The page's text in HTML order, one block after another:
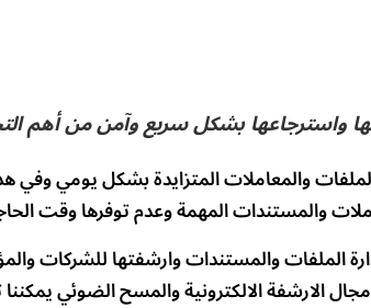
واسترجاعها بشكل سريع وآمن من أهم
والمعاملات المتزايدة بشكل يومي
الملفات والمستندات وارشفتها للشركات